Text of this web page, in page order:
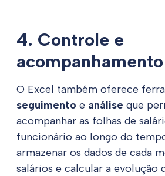
4. Controle e
acompanhamento
O Excel também oferece
seguimento e análise que
acompanhar as folhas de
funcionário ao longo do
armazenar os dados de cada
salários e calcular a evolução